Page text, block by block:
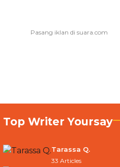
Top Writer Yoursay
Tarassa Q.
33 Articles